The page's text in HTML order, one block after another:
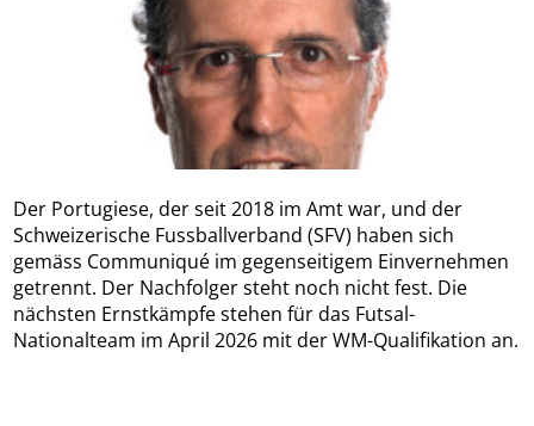
Der Portugiese, der seit 2018 im Amt war, und der
Schweizerische Fussballverband (SFV) haben sich
gemäss Communiqué im gegenseitigem Einvernehmen
getrennt. Der Nachfolger steht noch nicht fest. Die
nächsten Ernstkämpfe stehen für das Futsal-
Nationalteam im April 2026 mit der WM-Qualifikation an.